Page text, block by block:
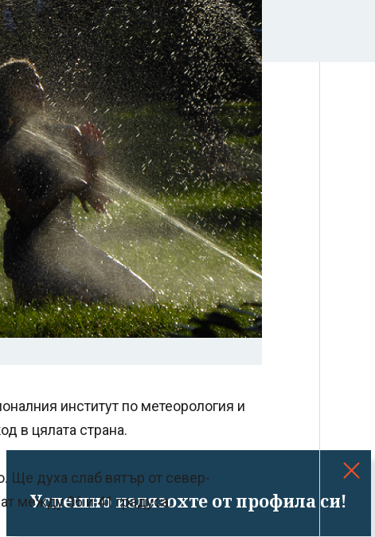
Успешно излязохте от профила си!
институт по метеорология и
в цялата страна.
Ще духа слаб вятър от север-
между 36 и 41 градуса.